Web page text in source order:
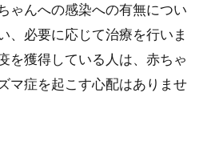
ゃんへの感染への有無につい
、必要に応じて治療を行いま
を獲得している人は、赤ちゃ
マ症を起こす心配はありませ